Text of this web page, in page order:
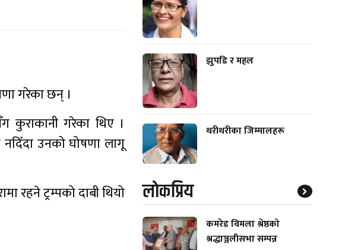
गरेका छन् ।
कुराकानी गरेका थिए ।
उनको घोषणा लागू
रहने ट्रम्पको दाबी थियो
झुपडि र महल
थरीथरीका जिम्मालहरू
लाेकप्रिय
कमरेड विमला श्रेष्ठको
श्रद्धाञ्जलीसभा सम्पन्न